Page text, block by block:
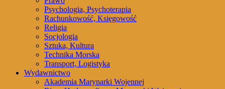
Psychologia, Psychoterapia
Rachunkowość, Księgowość
Religia
Socjologia
Sztuka, Kultura
Technika Morska
Transport, Logistyka
Wydawnictwo
Akademia Marynarki Wojennej